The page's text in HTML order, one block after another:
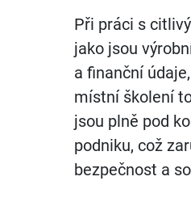
Při práci s
jako jsou
a finanční
místní školení
jsou plně pod
podniku, což
bezpečnost a